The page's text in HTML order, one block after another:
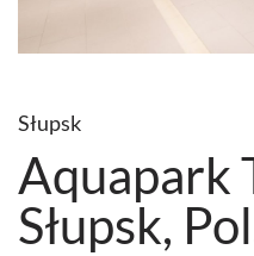
Słupsk
Aquapark
Słupsk,